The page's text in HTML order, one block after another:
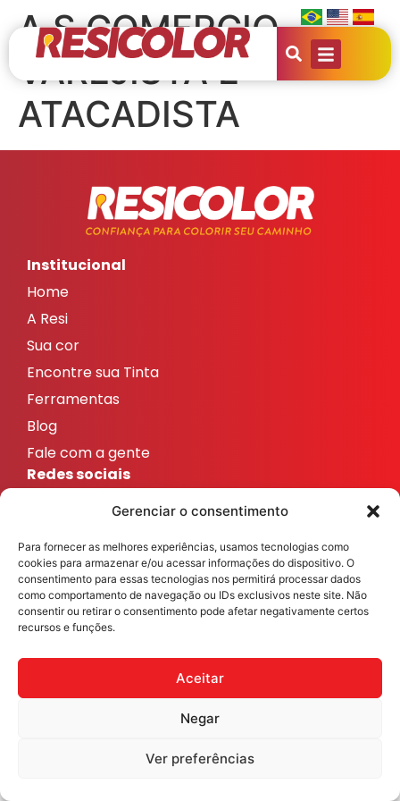
Gerenciar o consentimento
Para fornecer as melhores experiências, usamos tecnologias como
cookies para armazenar e/ou acessar informações do dispositivo. O
consentimento para essas tecnologias nos permitirá processar dados
como comportamento de navegação ou IDs exclusivos neste site. Não
consentir ou retirar o consentimento pode afetar negativamente certos
recursos e funções.
Aceitar
Negar
Ver preferências
A S COMERCIO
VAREJISTA E
ATACADISTA
Institucional
Home
A Resi
Sua cor
Encontre sua Tinta
Ferramentas
Blog
Fale com a gente
Redes sociais
ResicolorTintas
ResicolorTintas
ResicolorTintas
Resicolor Tintas ©2026 Todos os direitos reservados
Desenvolvido por
Fast Digital 360